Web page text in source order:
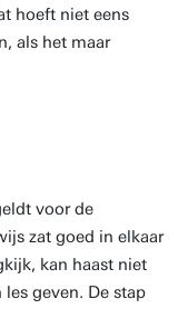
hoeft niet eens
als het maar
voor de
zat goed in elkaar
kan haast niet
geven. De stap